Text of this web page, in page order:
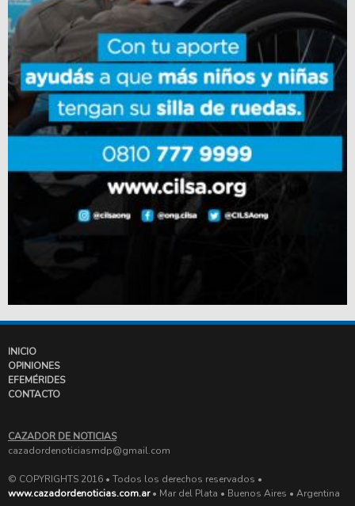
INICIO
OPINIONES
EFEMÉRIDES
CONTACTO
CAZADOR DE NOTICIAS
cazadordenoticiasmdp@gmail.com
© COPYRIGHTS 2016 • Todos los derechos reservados •
www.cazadordenoticias.com.ar• Mar del Plata • Buenos Aires • Argentina